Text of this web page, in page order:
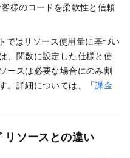
様のコードを柔軟性と信頼
ではリソース使用量に基づい
、関数に設定した仕様と使
ースは必要な場合にのみ割
。詳細については、「課金
ソースとの違い